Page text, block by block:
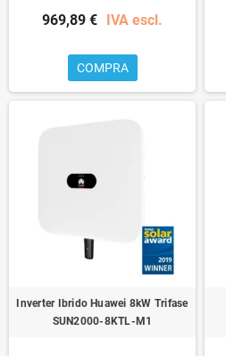
969,89 € IVA escl.
COMPRA
Inverter Ibrido Huawei 8kW Trifase
SUN2000-8KTL-M1